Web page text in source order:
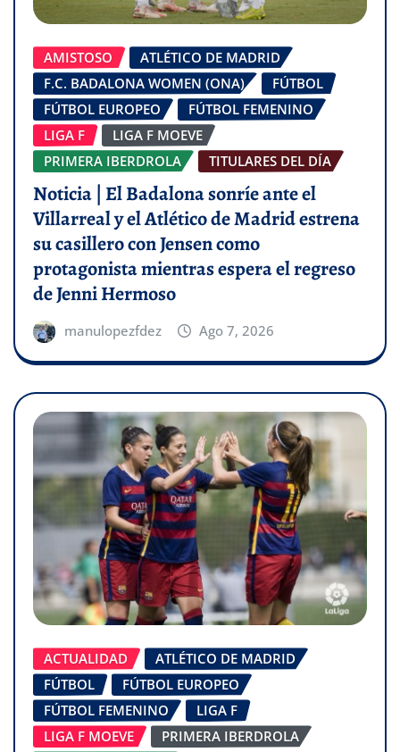
AMISTOSO
ATLÉTICO DE MADRID
F.C. BADALONA WOMEN (ONA)
FÚTBOL
FÚTBOL EUROPEO
FÚTBOL FEMENINO
LIGA F
LIGA F MOEVE
PRIMERA IBERDROLA
TITULARES DEL DÍA
Noticia | El Badalona sonríe ante el
Villarreal y el Atlético de Madrid estrena
su casillero con Jensen como
protagonista mientras espera el regreso
de Jenni Hermoso
manulopezfdez Ago 7, 2026
ACTUALIDAD
ATLÉTICO DE MADRID
FÚTBOL
FÚTBOL EUROPEO
FÚTBOL FEMENINO
LIGA F
LIGA F MOEVE
PRIMERA IBERDROLA